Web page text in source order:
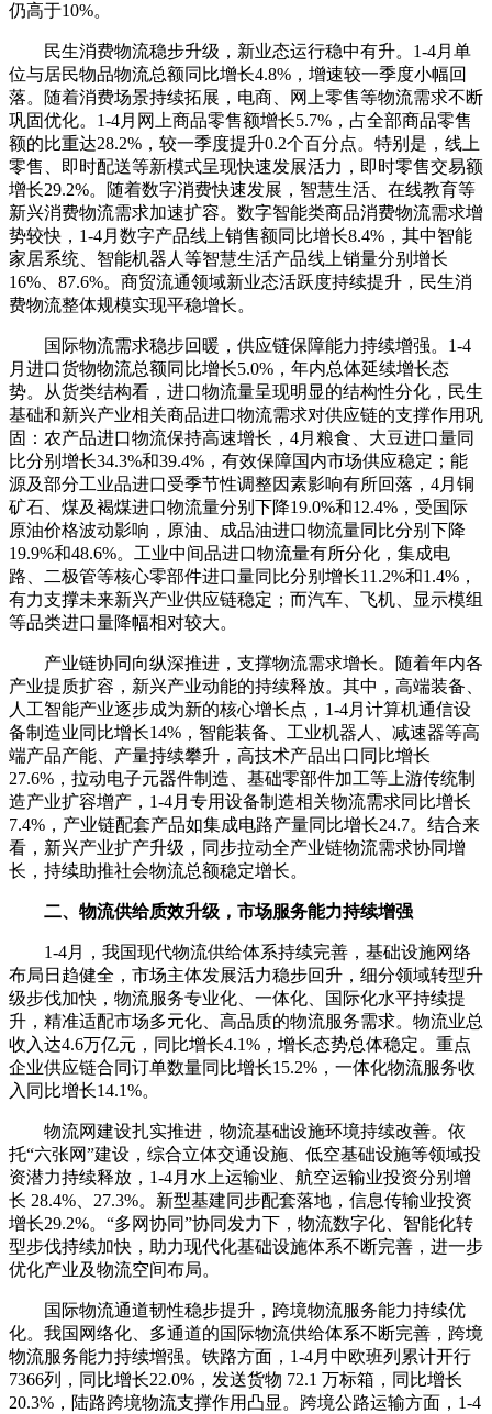
仍高于10%。
民生消费物流稳步升级，新业态运行稳中有升。1-4月单
位与居民物品物流总额同比增长4.8%，增速较一季度小幅回
落。随着消费场景持续拓展，电商、网上零售等物流需求不断
巩固优化。1-4月网上商品零售额增长5.7%，占全部商品零售
额的比重达28.2%，较一季度提升0.2个百分点。特别是，线上
零售、即时配送等新模式呈现快速发展活力，即时零售交易额
增长29.2%。随着数字消费快速发展，智慧生活、在线教育等
新兴消费物流需求加速扩容。数字智能类商品消费物流需求增
势较快，1-4月数字产品线上销售额同比增长8.4%，其中智能
家居系统、智能机器人等智慧生活产品线上销量分别增长
16%、87.6%。商贸流通领域新业态活跃度持续提升，民生消
费物流整体规模实现平稳增长。
国际物流需求稳步回暖，供应链保障能力持续增强。1-4
月进口货物物流总额同比增长5.0%，年内总体延续增长态
势。从货类结构看，进口物流量呈现明显的结构性分化，民生
基础和新兴产业相关商品进口物流需求对供应链的支撑作用巩
固：农产品进口物流保持高速增长，4月粮食、大豆进口量同
比分别增长34.3%和39.4%，有效保障国内市场供应稳定；能
源及部分工业品进口受季节性调整因素影响有所回落，4月铜
矿石、煤及褐煤进口物流量分别下降19.0%和12.4%，受国际
原油价格波动影响，原油、成品油进口物流量同比分别下降
19.9%和48.6%。工业中间品进口物流量有所分化，集成电
路、二极管等核心零部件进口量同比分别增长11.2%和1.4%，
有力支撑未来新兴产业供应链稳定；而汽车、飞机、显示模组
等品类进口量降幅相对较大。
产业链协同向纵深推进，支撑物流需求增长。随着年内各
产业提质扩容，新兴产业动能的持续释放。其中，高端装备、
人工智能产业逐步成为新的核心增长点，1-4月计算机通信设
备制造业同比增长14%，智能装备、工业机器人、减速器等高
端产品产能、产量持续攀升，高技术产品出口同比增长
27.6%，拉动电子元器件制造、基础零部件加工等上游传统制
造产业扩容增产，1-4月专用设备制造相关物流需求同比增长
7.4%，产业链配套产品如集成电路产量同比增长24.7。结合来
看，新兴产业扩产升级，同步拉动全产业链物流需求协同增
长，持续助推社会物流总额稳定增长。
二、物流供给质效升级，市场服务能力持续增强
1-4月，我国现代物流供给体系持续完善，基础设施网络
布局日趋健全，市场主体发展活力稳步回升，细分领域转型升
级步伐加快，物流服务专业化、一体化、国际化水平持续提
升，精准适配市场多元化、高品质的物流服务需求。物流业总
收入达4.6万亿元，同比增长4.1%，增长态势总体稳定。重点
企业供应链合同订单数量同比增长15.2%，一体化物流服务收
入同比增长14.1%。
物流网建设扎实推进，物流基础设施环境持续改善。依
托“六张网”建设，综合立体交通设施、低空基础设施等领域投
资潜力持续释放，1-4月水上运输业、航空运输业投资分别增
长 28.4%、27.3%。新型基建同步配套落地，信息传输业投资
增长29.2%。“多网协同”协同发力下，物流数字化、智能化转
型步伐持续加快，助力现代化基础设施体系不断完善，进一步
优化产业及物流空间布局。
国际物流通道韧性稳步提升，跨境物流服务能力持续优
化。我国网络化、多通道的国际物流供给体系不断完善，跨境
物流服务能力持续增强。铁路方面，1-4月中欧班列累计开行
7366列，同比增长22.0%，发送货物 72.1 万标箱，同比增长
20.3%，陆路跨境物流支撑作用凸显。跨境公路运输方面，1-4